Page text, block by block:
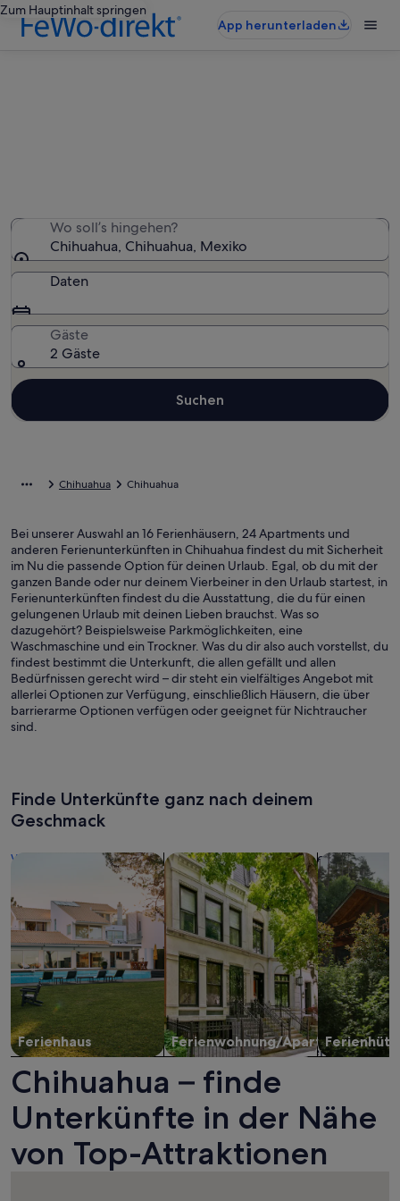
Zum Hauptinhalt springen
App herunterladen
Wo soll’s hingehen?
Chihuahua, Chihuahua, Mexiko
Daten
Gäste
2 Gäste
Suchen
Chihuahua Chihuahua
Bei unserer Auswahl an 16 Ferienhäusern, 24 Apartments und
anderen Ferienunterkünften in Chihuahua findest du mit Sicherheit
im Nu die passende Option für deinen Urlaub. Egal, ob du mit der
ganzen Bande oder nur deinem Vierbeiner in den Urlaub startest, in
Ferienunterkünften findest du die Ausstattung, die du für einen
gelungenen Urlaub mit deinen Lieben brauchst. Was so
dazugehört? Beispielsweise Parkmöglichkeiten, eine
Waschmaschine und ein Trockner. Was du dir also auch vorstellst, du
findest bestimmt die Unterkunft, die allen gefällt und allen
Bedürfnissen gerecht wird – dir steht ein vielfältiges Angebot mit
allerlei Optionen zur Verfügung, einschließlich Häusern, die über
barrierarme Optionen verfügen oder geeignet für Nichtraucher
sind.
Finde Unterkünfte ganz nach deinem
Geschmack
Ferienhaus
Suche nach Ferienhäusern
Ferienwohnung/Apartment
Suche nach Ferienwohnungen oder
Suche nach
Chihuahua – finde
Unterkünfte in der Nähe
von Top-Attraktionen